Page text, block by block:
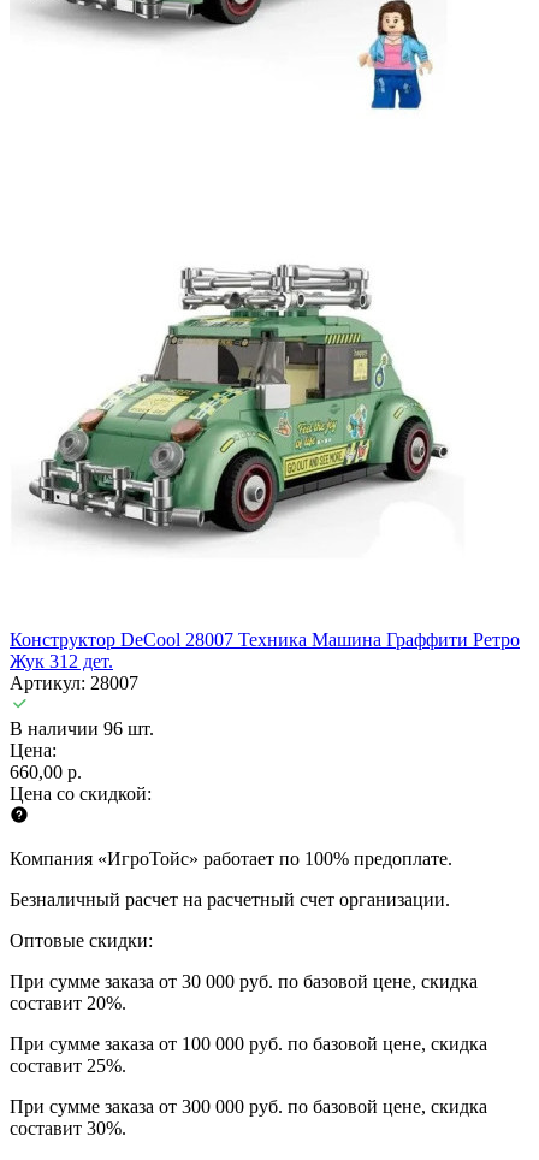
Конструктор DeCool 28007 Техника Машина Граффити Ретро
Жук 312 дет.
Артикул: 28007
В наличии 96 шт.
Цена:
660,00 р.
Цена со скидкой:
Компания «ИгроТойс» работает по 100% предоплате.
Безналичный расчет на расчетный счет организации.
Оптовые скидки:
При сумме заказа от 30 000 руб. по базовой цене, скидка
составит 20%.
При сумме заказа от 100 000 руб. по базовой цене, скидка
составит 25%.
При сумме заказа от 300 000 руб. по базовой цене, скидка
составит 30%.